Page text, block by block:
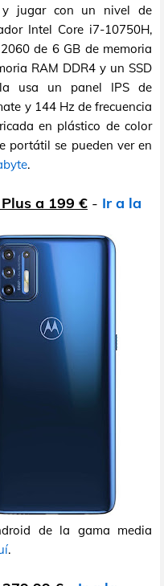
y jugar con un nivel de
Intel Core i7-10750H,
de 6 GB de memoria
RAM DDR4 y un SSD
usa un panel IPS de
y 144 Hz de frecuencia
en plástico de color
portátil se pueden ver en
.
a 199 € - Ir a la
de la gama media
.